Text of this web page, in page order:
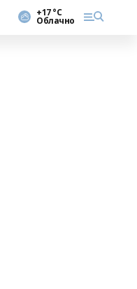
+17 °С
Облачно